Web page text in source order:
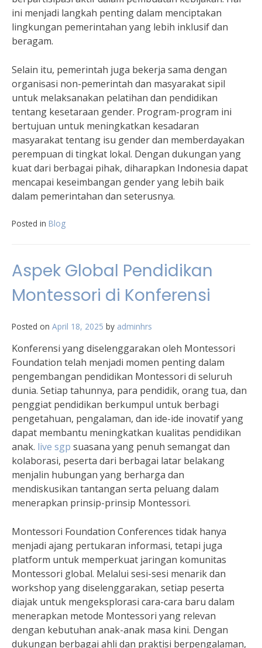
ini menjadi langkah penting dalam menciptakan
lingkungan pemerintahan yang lebih inklusif dan
beragam.
Selain itu, pemerintah juga bekerja sama dengan
organisasi non-pemerintah dan masyarakat sipil
untuk melaksanakan pelatihan dan pendidikan
tentang kesetaraan gender. Program-program ini
bertujuan untuk meningkatkan kesadaran
masyarakat tentang isu gender dan memberdayakan
perempuan di tingkat lokal. Dengan dukungan yang
kuat dari berbagai pihak, diharapkan Indonesia dapat
mencapai keseimbangan gender yang lebih baik
dalam pemerintahan dan seterusnya.
Posted in Blog
Aspek Global Pendidikan
Montessori di Konferensi
Posted on April 18, 2025 by adminhrs
Konferensi yang diselenggarakan oleh Montessori
Foundation telah menjadi momen penting dalam
pengembangan pendidikan Montessori di seluruh
dunia. Setiap tahunnya, para pendidik, orang tua, dan
penggiat pendidikan berkumpul untuk berbagi
pengetahuan, pengalaman, dan ide-ide inovatif yang
dapat membantu meningkatkan kualitas pendidikan
anak. live sgp suasana yang penuh semangat dan
kolaborasi, peserta dari berbagai latar belakang
menjalin hubungan yang berharga dan
mendiskusikan tantangan serta peluang dalam
menerapkan prinsip-prinsip Montessori.
Montessori Foundation Conferences tidak hanya
menjadi ajang pertukaran informasi, tetapi juga
platform untuk memperkuat jaringan komunitas
Montessori global. Melalui sesi-sesi menarik dan
workshop yang diselenggarakan, setiap peserta
diajak untuk mengeksplorasi cara-cara baru dalam
menerapkan metode Montessori yang relevan
dengan kebutuhan anak-anak masa kini. Dengan
dukungan berbagai ahli dan praktisi berpengalaman,